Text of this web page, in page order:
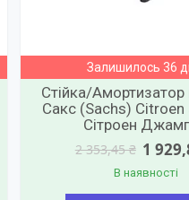
Залишилось 36
Стійка/Амортизатор
Сакс (Sachs)
Сітроен
2 353,45 ₴ 1
В наявності